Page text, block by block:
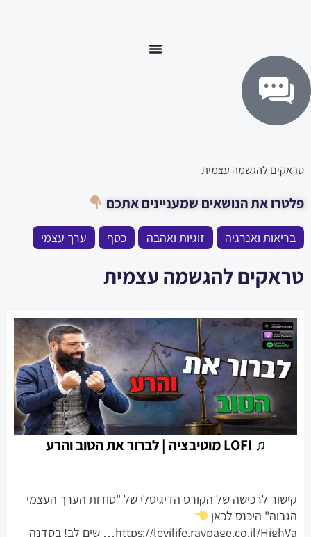
טראקים להגשמה עצמית
פלטרו את הנושאים שמעניינים אתכם
בריאות ואנרגיה זוגיות ואהבה כסף ערך עצמי
טראקים להגשמה עצמית
♫ LOFI מוטיבציה | לברור את הטוב והרע
קישור לרכישה של הקורס הדיגיטלי של "סודות הערך העצמי
הגבוה" היכנס לכאן
https://levilife.ravpage.co.il/HighVa… שים לב! בסדנה